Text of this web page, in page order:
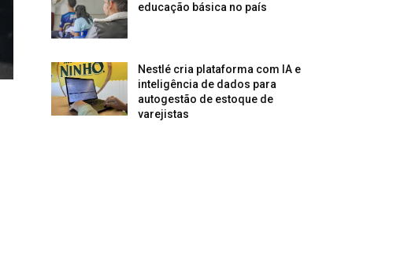
educação básica no país
Nestlé cria plataforma com IA e
inteligência de dados para
autogestão de estoque de
varejistas